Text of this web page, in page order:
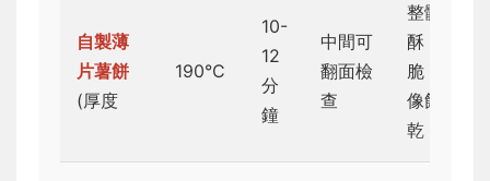
自製薄
片薯餅
(厚度
190°C
10-
12
分
鐘
中間可
翻面檢
查
整體
酥
脆，
像餅
乾